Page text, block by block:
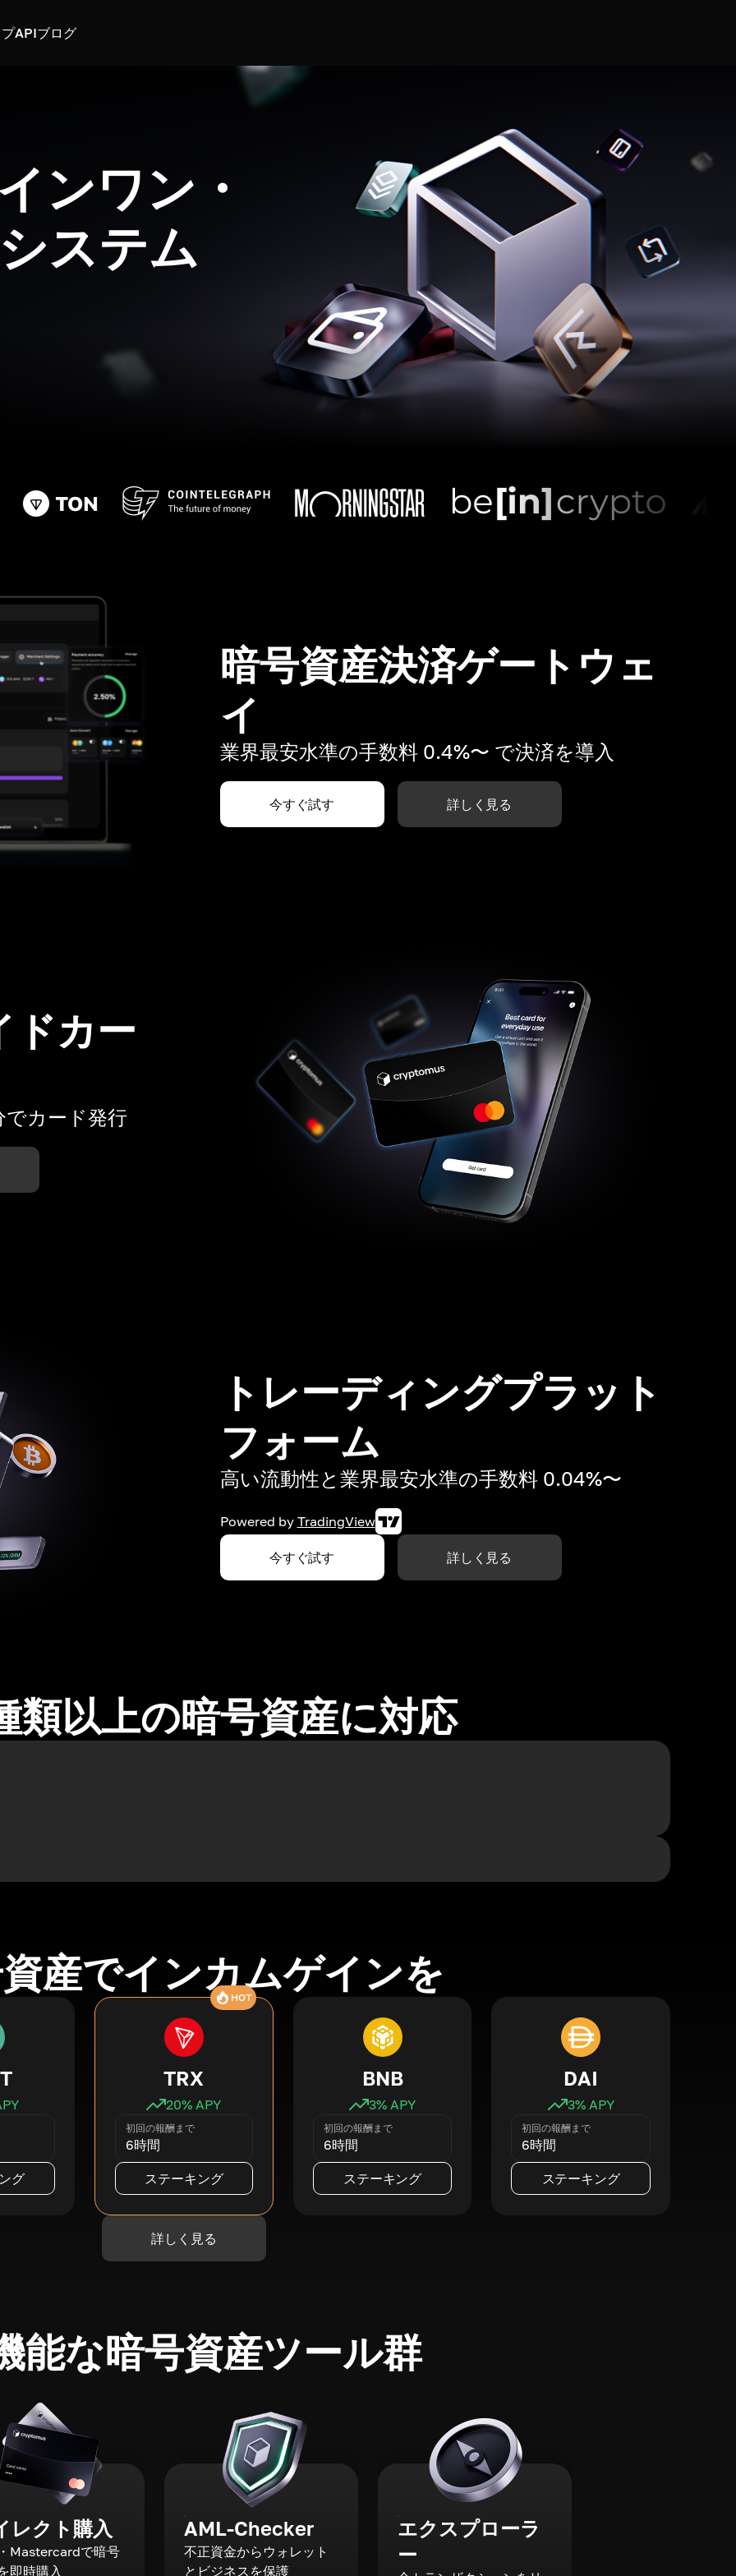
APIブログ
ンワン・
ステム
暗号資産決済ゲートウェ
イ
業界最安水準の手数料 0.4%〜 で決済を導入
今すぐ試す 詳しく見る
ドカー
でカード発行
トレーディングプラット
フォーム
高い流動性と業界最安水準の手数料 0.04%〜
Powered by TradingView
今すぐ試す 詳しく見る
類以上の暗号資産に対応
産でインカムゲインを
グ
HOT
TRX
20% APY
初回の報酬まで
6時間
ステーキング
BNB
3% APY
初回の報酬まで
6時間
ステーキング
DAI
3% APY
初回の報酬まで
6時間
ステーキング
詳しく見る
能な暗号資産ツール群
レクト購入
Mastercardで暗号
即時購入
AML-Checker
不正資金からウォレット
とビジネスを保護
エクスプローラ
ー